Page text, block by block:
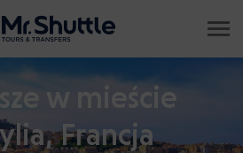
w mieście
Francja